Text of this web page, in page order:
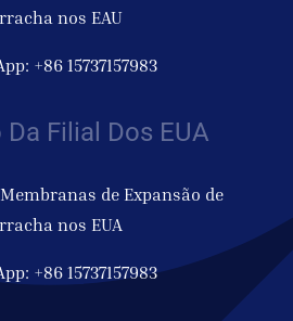
nos EAU
+86 15737157983
Filial Dos EUA
de Expansão de
nos EUA
+86 15737157983